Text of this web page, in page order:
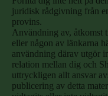
juridisk rådgivning från
provins.
Användning av, åtkomst
eller någon av länkarna
användning därav utgör
relation mellan dig och
uttryckligen allt ansvar
publicering av detta